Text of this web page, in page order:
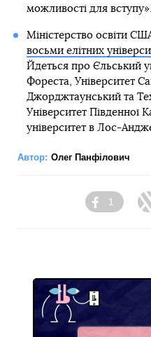
можливості для вступу».
Міністерство освіти
восьми елітних
Йдеться про Єльський
Фореста, Університет
Джорджтаунський та
Університет Південної
університет в Лос-
Автор: Олег Панфілович
Facebook
1